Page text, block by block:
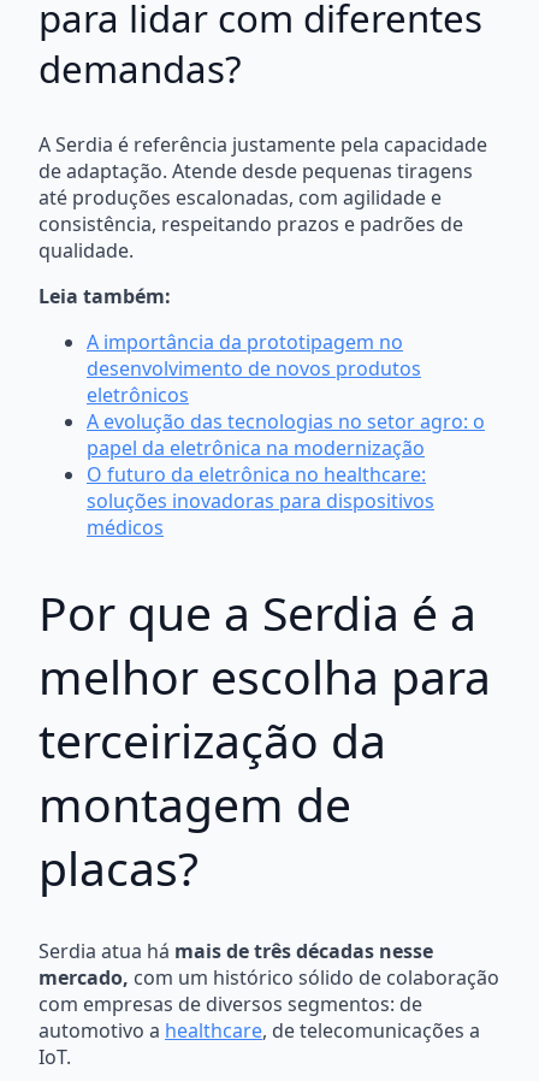
para lidar com diferentes
demandas?
A Serdia é referência justamente pela capacidade
de adaptação. Atende desde pequenas tiragens
até produções escalonadas, com agilidade e
consistência, respeitando prazos e padrões de
qualidade.
Leia também:
A importância da prototipagem no
desenvolvimento de novos produtos
eletrônicos
A evolução das tecnologias no setor agro: o
papel da eletrônica na modernização
O futuro da eletrônica no healthcare:
soluções inovadoras para dispositivos
médicos
Por que a Serdia é a
melhor escolha para
terceirização da
montagem de
placas?
Serdia atua há mais de três décadas nesse
mercado, com um histórico sólido de colaboração
com empresas de diversos segmentos: de
automotivo a healthcare, de telecomunicações a
IoT.